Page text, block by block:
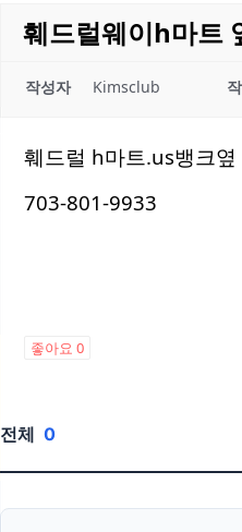
훼드럴웨이h마트
작성자 Kimsclub
훼드럴 h마트.us뱅크
703-801-9933
좋아요 0
전체 0